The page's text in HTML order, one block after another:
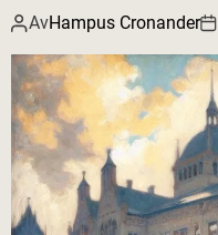
AvHampus Cronander